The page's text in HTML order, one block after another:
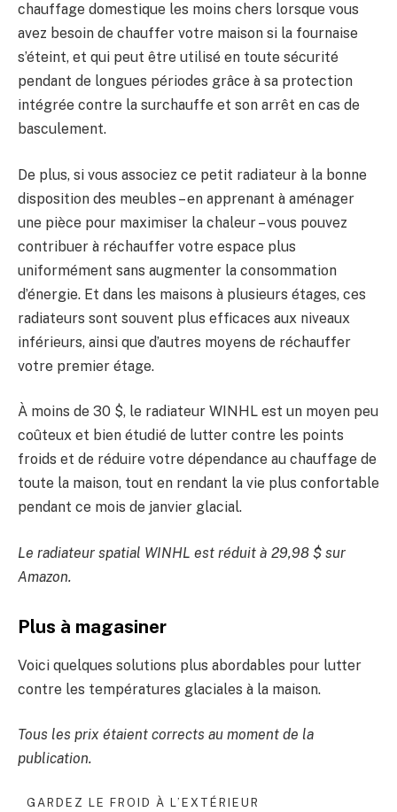
chauffage domestique les moins chers lorsque vous
avez besoin de chauffer votre maison si la fournaise
s’éteint, et qui peut être utilisé en toute sécurité
pendant de longues périodes grâce à sa protection
intégrée contre la surchauffe et son arrêt en cas de
basculement.
De plus, si vous associez ce petit radiateur à la bonne
disposition des meubles – en apprenant à aménager
une pièce pour maximiser la chaleur – vous pouvez
contribuer à réchauffer votre espace plus
uniformément sans augmenter la consommation
d’énergie. Et dans les maisons à plusieurs étages, ces
radiateurs sont souvent plus efficaces aux niveaux
inférieurs, ainsi que d’autres moyens de réchauffer
votre premier étage.
À moins de 30 $, le radiateur WINHL est un moyen peu
coûteux et bien étudié de lutter contre les points
froids et de réduire votre dépendance au chauffage de
toute la maison, tout en rendant la vie plus confortable
pendant ce mois de janvier glacial.
Le radiateur spatial WINHL est réduit à 29,98 $ sur
Amazon.
Plus à magasiner
Voici quelques solutions plus abordables pour lutter
contre les températures glaciales à la maison.
Tous les prix étaient corrects au moment de la
publication.
GARDEZ LE FROID À L’EXTÉRIEUR